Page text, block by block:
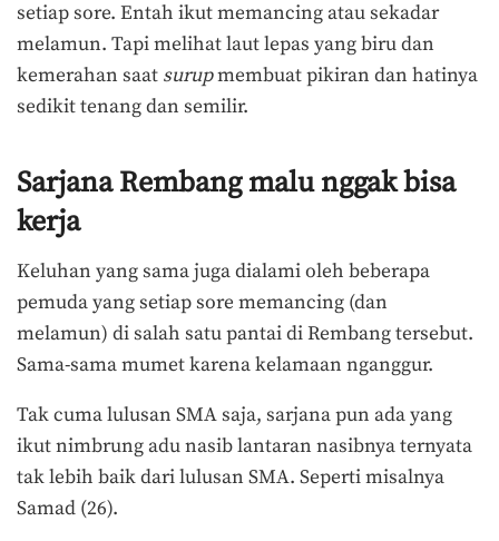
setiap sore. Entah ikut memancing atau sekadar
melamun. Tapi melihat laut lepas yang biru dan
kemerahan saat surupmembuat pikiran dan hatinya
sedikit tenang dan semilir.
Sarjana Rembang malu nggak bisa
kerja
Keluhan yang sama juga dialami oleh beberapa
pemuda yang setiap sore memancing (dan
melamun) di salah satu pantai di Rembang tersebut.
Sama-sama mumet karena kelamaan nganggur.
Tak cuma lulusan SMA saja, sarjana pun ada yang
ikut nimbrung adu nasib lantaran nasibnya ternyata
tak lebih baik dari lulusan SMA. Seperti misalnya
Samad (26).